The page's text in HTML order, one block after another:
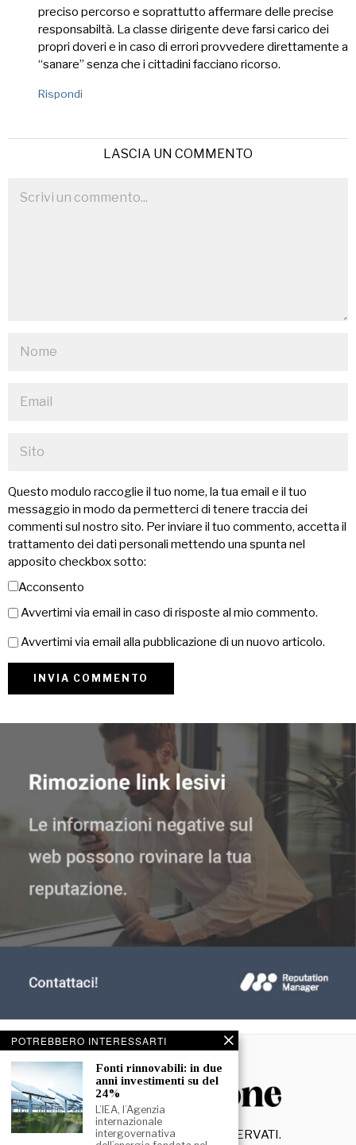
preciso percorso e soprattutto affermare delle precise
responsabiltà. La classe dirigente deve farsi carico dei
propri doveri e in caso di errori provvedere direttamente a
“sanare” senza che i cittadini facciano ricorso.
Rispondi
LASCIA UN COMMENTO
Questo modulo raccoglie il tuo nome, la tua email e il tuo
messaggio in modo da permetterci di tenere traccia dei
commenti sul nostro sito. Per inviare il tuo commento, accetta il
trattamento dei dati personali mettendo una spunta nel
apposito checkbox sotto:
Acconsento
Avvertimi via email in caso di risposte al mio commento.
Avvertimi via email alla pubblicazione di un nuovo articolo.
© 2026- TUTTI I DIRITTI RISERVATI.
POTREBBERO INTERESSARTI
Fonti rinnovabili: in due
anni investimenti su del
24%
L’IEA, l’Agenzia
internazionale
intergovernativa